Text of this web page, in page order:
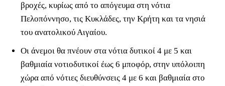
βροχές, κυρίως από το απόγευμα στη νότια
Πελοπόννησο, τις Κυκλάδες, την Κρήτη και τα νησιά
του ανατολικού Αιγαίου.
Οι άνεμοι θα πνέουν στα νότια δυτικοί 4 με 5 και
βαθμιαία νοτιοδυτικοί έως 6 μποφόρ, στην υπόλοιπη
χώρα από νότιες διευθύνσεις 4 με 6 και βαθμιαία στο